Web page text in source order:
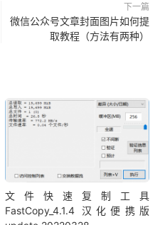
下一篇
微信公众号文章封面图片如何提
取教程（方法有两种）
文件快速复制工具
FastCopy_4.1.4 汉化便携版